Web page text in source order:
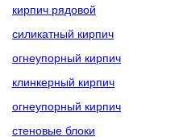
кирпич рядовой
силикатный кирпич
огнеупорный кирпич
клинкерный кирпич
огнеупорный кирпич
стеновые блоки